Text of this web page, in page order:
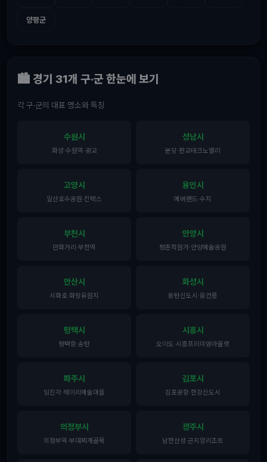
양평군
🏙️ 경기 31개 구·군 한눈에 보기
각 구·군의 대표 명소와 특징
수원시
화성·수원역·광교
성남시
분당·판교테크노밸리
고양시
일산호수공원·킨텍스
용인시
에버랜드·수지
부천시
만화거리·부천역
안양시
평촌학원가·안양예술공원
안산시
시화호·화랑유원지
화성시
동탄신도시·융건릉
평택시
평택항·송탄
시흥시
오이도·시흥프리미엄아울렛
파주시
임진각·헤이리예술마을
김포시
김포공항·한강신도시
의정부시
의정부역·부대찌개골목
광주시
남한산성·곤지암리조트